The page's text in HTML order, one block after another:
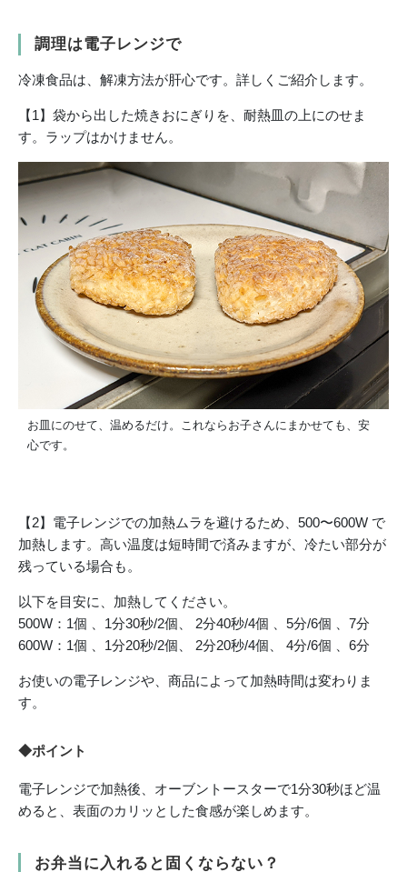
調理は電子レンジで
冷凍食品は、解凍方法が肝心です。詳しくご紹介します。
【1】袋から出した焼きおにぎりを、耐熱皿の上にのせま
す。ラップはかけません。
お皿にのせて、温めるだけ。これならお子さんにまかせても、安
心です。
【2】電子レンジでの加熱ムラを避けるため、500〜600W で
加熱します。高い温度は短時間で済みますが、冷たい部分が
残っている場合も。
以下を目安に、加熱してください。
500W：1個 、1分30秒/2個、 2分40秒/4個 、5分/6個 、7分
600W：1個 、1分20秒/2個、 2分20秒/4個、 4分/6個 、6分
お使いの電子レンジや、商品によって加熱時間は変わりま
す。
◆ポイント
電子レンジで加熱後、オーブントースターで1分30秒ほど温
めると、表面のカリッとした食感が楽しめます。
お弁当に入れると固くならない？